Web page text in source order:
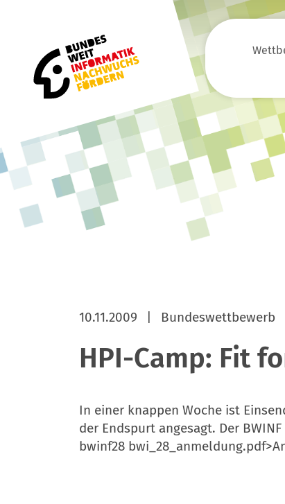
10.11.2009 Bundeswettbewerb
HPI-Camp: Fit
In einer knappen Woche ist
der Endspurt angesagt. Der
bwinf28